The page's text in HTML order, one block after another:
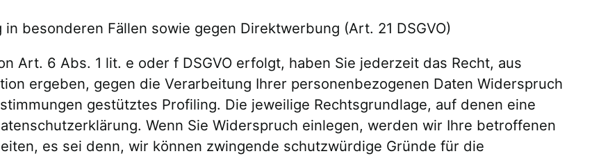
besonderen Fällen sowie gegen Direktwerbung (Art. 21 DSGVO)
Art. 6 Abs. 1 lit. e oder f DSGVO erfolgt, haben Sie jederzeit das Recht, aus
ergeben, gegen die Verarbeitung Ihrer personenbezogenen Daten Widerspruch
gestütztes Profiling. Die jeweilige Rechtsgrundlage, auf denen eine
Wenn Sie Widerspruch einlegen, werden wir Ihre betroffenen
es sei denn, wir können zwingende schutzwürdige Gründe für die